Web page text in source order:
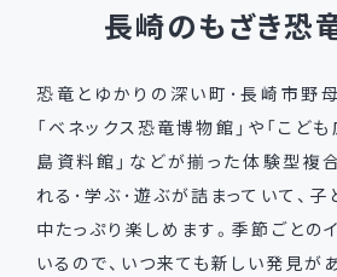
長崎のもざき恐
恐竜とゆかりの深い町･長崎市野母
「ベネックス恐竜博物館」や「こど
島資料館」などが揃った体験型複
れる･学ぶ･遊ぶが詰まっていて、子
中たっぷり楽しめます。季節ごとの
いるので、いつ来ても新しい発見が